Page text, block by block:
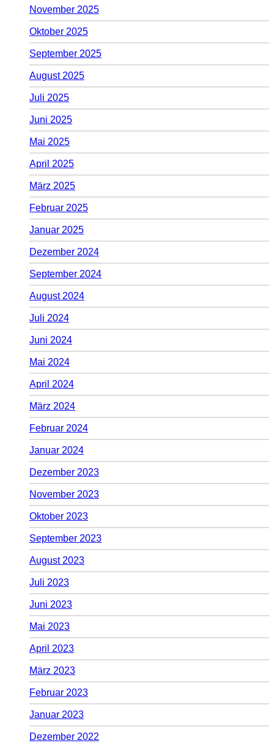
November 2025
Oktober 2025
September 2025
August 2025
Juli 2025
Juni 2025
Mai 2025
April 2025
März 2025
Februar 2025
Januar 2025
Dezember 2024
September 2024
August 2024
Juli 2024
Juni 2024
Mai 2024
April 2024
März 2024
Februar 2024
Januar 2024
Dezember 2023
November 2023
Oktober 2023
September 2023
August 2023
Juli 2023
Juni 2023
Mai 2023
April 2023
März 2023
Februar 2023
Januar 2023
Dezember 2022